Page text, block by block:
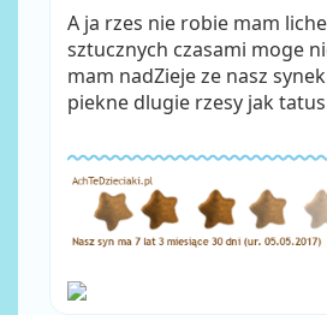
A ja rzes nie robie mam
sztucznych czasami moge
mam nadZieje ze nasz
piekne dlugie rzesy jak